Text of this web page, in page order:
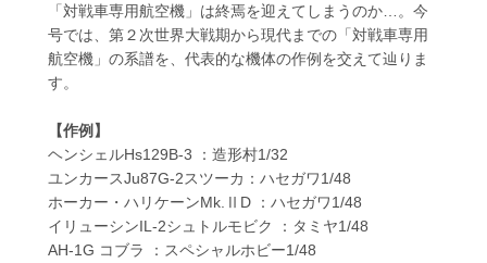
「対戦車専用航空機」は終焉を迎えてしまうのか…。今
号では、第２次世界大戦期から現代までの「対戦車専用
航空機」の系譜を、代表的な機体の作例を交えて辿りま
す。
【作例】
ヘンシェルHs129B-3 ：造形村1/32
ユンカースJu87G-2スツーカ：ハセガワ1/48
ホーカー・ハリケーンMk.ⅡD ：ハセガワ1/48
イリューシンIL-2シュトルモビク ：タミヤ1/48
AH-1G コブラ ：スペシャルホビー1/48